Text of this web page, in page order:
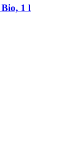
1 l